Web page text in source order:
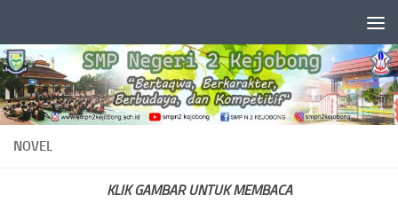
NOVEL
KLIK GAMBAR UNTUK MEMBACA